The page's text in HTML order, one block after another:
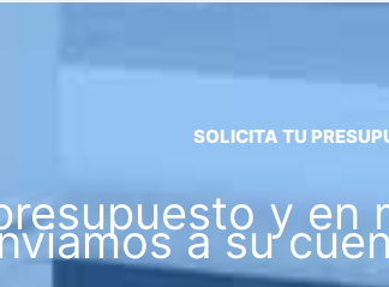
SOLICITA TU
y en
a su